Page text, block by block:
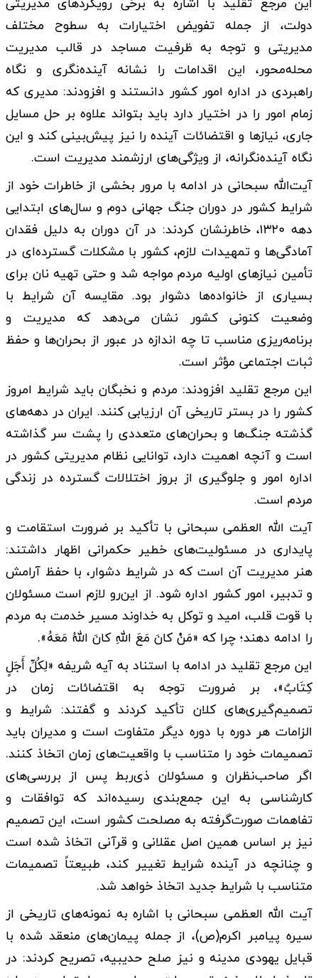
این مرجع تقلید با اشاره به برخی رویکردهای مدیریتی
دولت، از جمله تفویض اختیارات به سطوح مختلف
مدیریتی و توجه به ظرفیت مساجد در قالب مدیریت
محله‌محور، این اقدامات را نشانه آینده‌نگری و نگاه
راهبردی در اداره امور کشور دانستند و افزودند: مدیری که
زمام امور را در اختیار دارد باید بتواند علاوه بر حل مسایل
جاری، نیازها و اقتضائات آینده را نیز پیش‌بینی کند و این
نگاه آینده‌نگرانه، از ویژگی‌های ارزشمند مدیریت است.
آیت‌الله سبحانی در ادامه با مرور بخشی از خاطرات خود از
شرایط کشور در دوران جنگ جهانی دوم و سال‌های ابتدایی
دهه ۱۳۲۰، خاطرنشان کردند: در آن دوران به دلیل فقدان
آمادگی‌ها و تمهیدات لازم، کشور با مشکلات گسترده‌ای در
تأمین نیازهای اولیه مردم مواجه شد و حتی تهیه نان برای
بسیاری از خانواده‌ها دشوار بود. مقایسه آن شرایط با
وضعیت کنونی کشور نشان می‌دهد که مدیریت و
برنامه‌ریزی مناسب تا چه اندازه در عبور از بحران‌ها و حفظ
ثبات اجتماعی مؤثر است.
این مرجع تقلید افزودند: مردم و نخبگان باید شرایط امروز
کشور را در بستر تاریخی آن ارزیابی کنند. ایران در دهه‌های
گذشته جنگ‌ها و بحران‌های متعددی را پشت سر گذاشته
است و آنچه اهمیت دارد، توانایی نظام مدیریتی کشور در
اداره امور و جلوگیری از بروز اختلالات گسترده در زندگی
مردم است.
آیت الله العظمی سبحانی با تأکید بر ضرورت استقامت و
پایداری در مسئولیت‌های خطیر حکمرانی اظهار داشتند:
هنر مدیریت آن است که در شرایط دشوار، با حفظ آرامش
و تدبیر، امور کشور اداره شود. از این‌رو لازم است مسئولان
با قوت قلب، امید و توکل به خداوند مسیر خدمت به مردم
را ادامه دهند؛ چرا که «مَنْ کانَ مَعَ اللهِ کانَ اللهُ مَعَهُ».
این مرجع تقلید در ادامه با استناد به آیه شریفه «لِکُلِّ أَجَلٍ
کِتَابٌ»، بر ضرورت توجه به اقتضائات زمان در
تصمیم‌گیری‌های کلان تأکید کردند و گفتند: شرایط و
الزامات هر دوره با دوره دیگر متفاوت است و مدیران باید
تصمیمات خود را متناسب با واقعیت‌های زمان اتخاذ کنند.
اگر صاحب‌نظران و مسئولان ذی‌ربط پس از بررسی‌های
کارشناسی به این جمع‌بندی رسیده‌اند که توافقات و
تفاهمات صورت‌گرفته به مصلحت کشور است، این تصمیم
نیز بر اساس همین اصل عقلانی و قرآنی اتخاذ شده است
و چنانچه در آینده شرایط تغییر کند، طبیعتاً تصمیمات
متناسب با شرایط جدید اتخاذ خواهد شد.
آیت الله العظمی سبحانی با اشاره به نمونه‌های تاریخی از
سیره پیامبر اکرم(ص)، از جمله پیمان‌های منعقد شده با
قبایل یهودی مدینه و نیز صلح حدیبیه، تصریح کردند: در